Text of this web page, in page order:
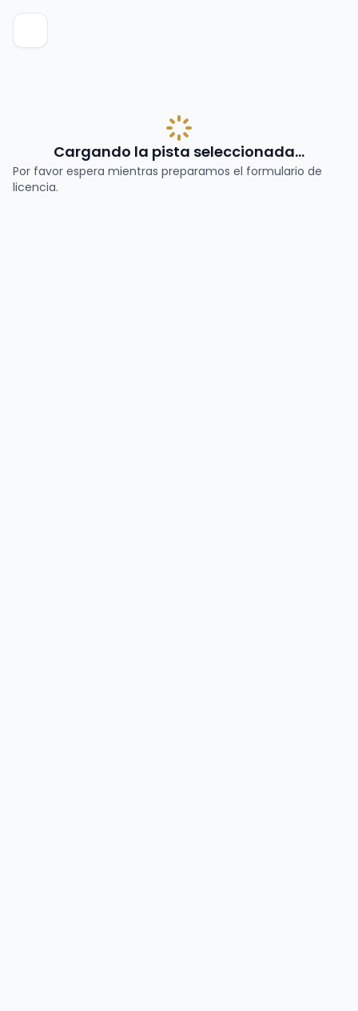
Cargando la pista seleccionada...
Por favor espera mientras preparamos el formulario de
licencia.